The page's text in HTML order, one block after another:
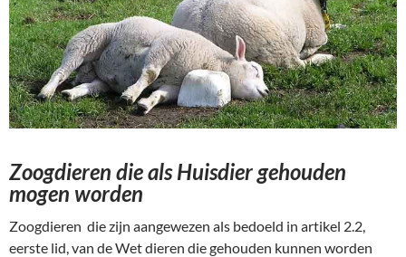
Zoogdieren die als Huisdier gehouden
mogen worden
Zoogdieren die zijn aangewezen als bedoeld in artikel 2.2,
eerste lid, van de Wet dieren die gehouden kunnen worden